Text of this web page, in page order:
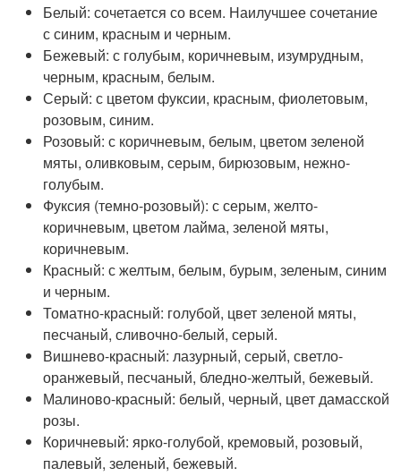
Белый: сочетается со всем. Наилучшее сочетание
с синим, красным и черным.
Бежевый: с голубым, коричневым, изумрудным,
черным, красным, белым.
Серый: с цветом фуксии, красным, фиолетовым,
розовым, синим.
Розовый: с коричневым, белым, цветом зеленой
мяты, оливковым, серым, бирюзовым, нежно-
голубым.
Фуксия (темно-розовый): с серым, желто-
коричневым, цветом лайма, зеленой мяты,
коричневым.
Красный: с желтым, белым, бурым, зеленым, синим
и черным.
Томатно-красный: голубой, цвет зеленой мяты,
песчаный, сливочно-белый, серый.
Вишнево-красный: лазурный, серый, светло-
оранжевый, песчаный, бледно-желтый, бежевый.
Малиново-красный: белый, черный, цвет дамасской
розы.
Коричневый: ярко-голубой, кремовый, розовый,
палевый, зеленый, бежевый.